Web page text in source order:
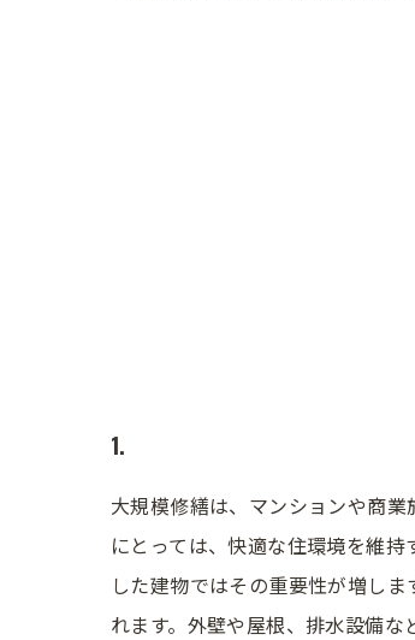
1.
大規模修繕は、マンションや商
にとっては、快適な住環境を維
した建物ではその重要性が増し
れます。外壁や屋根、排水設備